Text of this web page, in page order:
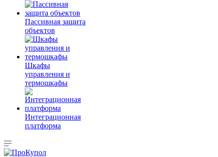
Пассивная защита
объектов
Шкафы
управления и
термошкафы
Интеграционная
платформа